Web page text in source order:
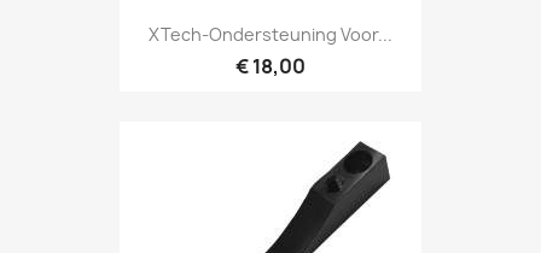
XTech-Ondersteuning Voor...
€ 18,00